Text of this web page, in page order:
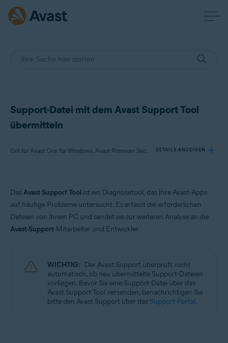
Support-Datei mit dem Avast Support Tool
übermitteln
Gilt für Avast One für Windows, Avast Premium Security für Windows, Avast SecureLine VPN für Windows, Avast Cleanup Premium für Windows, Avast AntiTrack für Windows, Avast Driver Updater für Windows, Avast BreachGuard für Windows, Avast Battery Saver für Windows DETAILS ANZEIGEN
Produkte:
Avast One 23.x für Windows
Avast SecureLine VPN 5.x für Windows
Avast Cleanup Premium 23.x für Windows
Avast Battery Saver 23.x für Windows
Betriebssysteme:
Microsoft Windows 11 Home/Pro/Enterprise/Education
DasAvast Support Tool ist ein Diagnosetool, das Ihre Avast-Apps
auf häufige Probleme untersucht. Es erfasst die erforderlichen
Dateien von Ihrem PC und sendet sie zur weiteren Analyse an die
Avast-Support-Mitarbeiter und Entwickler.
WICHTIG: Der Avast Support überprüft nicht
automatisch, ob neu übermittelte Support-Dateien
vorliegen. Bevor Sie eine Support-Datei über das
Avast Support Tool versenden, benachrichtigen Sie
bitte den Avast Support über das Support-Portal.